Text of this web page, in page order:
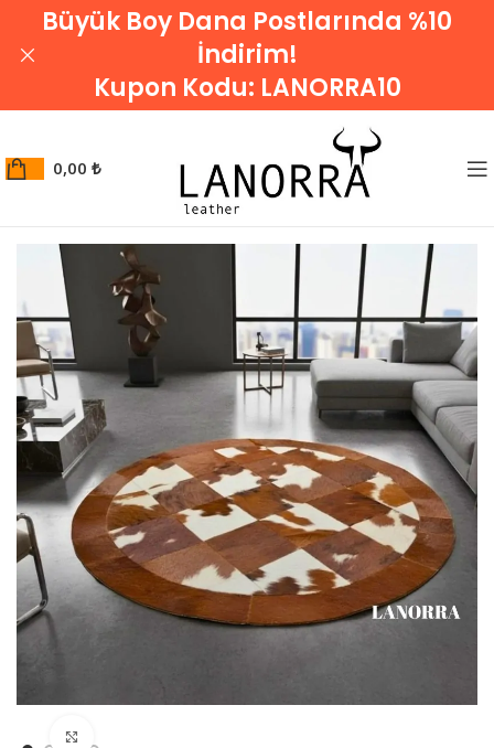
0,00 ₺
Büyük Boy Dana Postlarında %10
İndirim!
Kupon Kodu: LANORRA10